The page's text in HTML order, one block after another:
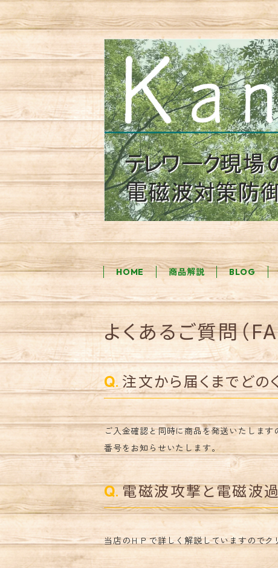
HOME 商品解説 BLOG
よくあるご質問（
注文から届くまでどの
ご入金確認と同時に商品を発送いたしま
番号をお知らせいたします。
電磁波攻撃と電磁波過
当店のＨＰで詳しく解説していますので